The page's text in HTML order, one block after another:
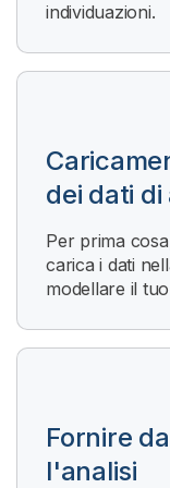
individuazioni.
dei dati di
Per prima
carica i dati
modellare il
Fornire
l'analisi